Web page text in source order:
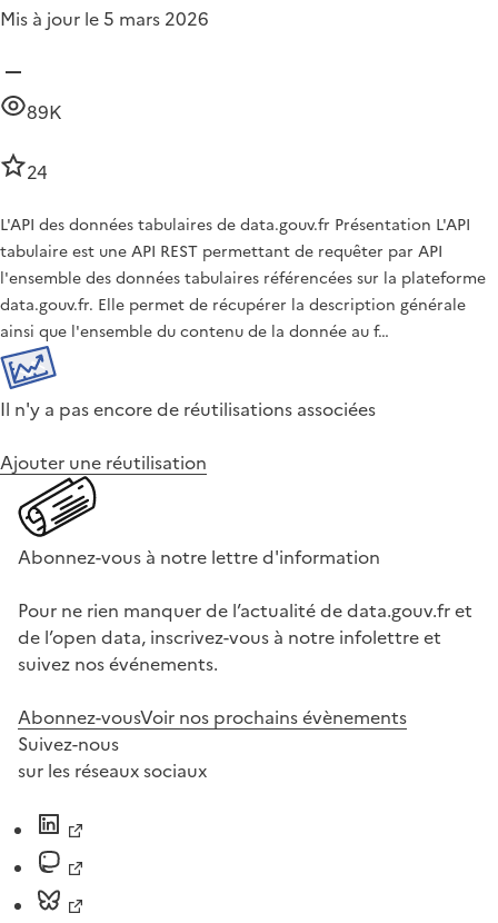
Mis à jour le 5 mars 2026
89K
24
L'API des données tabulaires de data.gouv.fr Présentation L'API
tabulaire est une API REST permettant de requêter par API
l'ensemble des données tabulaires référencées sur la plateforme
data.gouv.fr. Elle permet de récupérer la description générale
ainsi que l'ensemble du contenu de la donnée au f…
Il n'y a pas encore de réutilisations associées
Ajouter une réutilisation
Abonnez-vous à notre lettre d'information
Pour ne rien manquer de l’actualité de data.gouv.fr et
de l’open data, inscrivez-vous à notre infolettre et
suivez nos événements.
Abonnez-vousVoir nos prochains évènements
Suivez-nous
sur les réseaux sociaux